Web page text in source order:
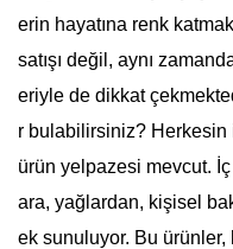
erin hayatına renk
satışı değil, aynı
eriyle de dikkat
r bulabilirsiniz? Herkesin
ürün yelpazesi mevcut.
ara, yağlardan, kişisel
ek sunuluyor. Bu ürünler,